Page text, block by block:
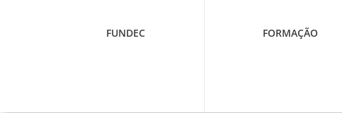
FUNDEC FORMAÇÃO